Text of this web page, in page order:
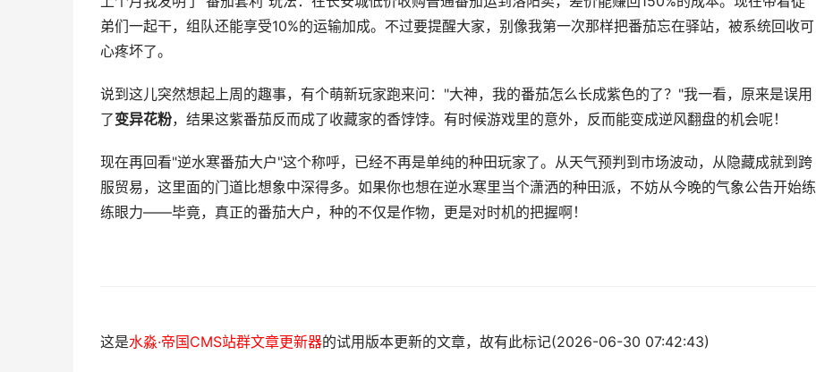
弟们一起干，组队还能享受10%的运输加成。不过要提醒大家，别像我第一次那样把番茄忘在驿站，被系统回收可
心疼坏了。
说到这儿突然想起上周的趣事，有个萌新玩家跑来问："大神，我的番茄怎么长成紫色的了？"我一看，原来是误用
了变异花粉，结果这紫番茄反而成了收藏家的香饽饽。有时候游戏里的意外，反而能变成逆风翻盘的机会呢！
现在再回看"逆水寒番茄大户"这个称呼，已经不再是单纯的种田玩家了。从天气预判到市场波动，从隐藏成就到跨
服贸易，这里面的门道比想象中深得多。如果你也想在逆水寒里当个潇洒的种田派，不妨从今晚的气象公告开始练
练眼力——毕竟，真正的番茄大户，种的不仅是作物，更是对时机的把握啊！
这是水淼·帝国CMS站群文章更新器的试用版本更新的文章，故有此标记(2026-06-30 07:42:43)